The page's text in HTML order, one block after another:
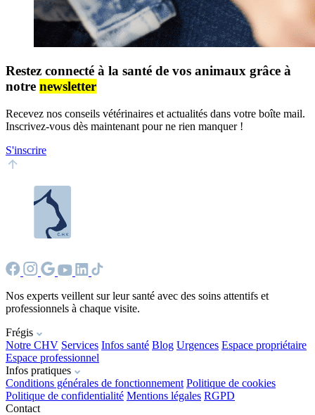
Restez connecté à la santé de vos animaux grâce à
notre newsletter
Recevez nos conseils vétérinaires et actualités dans votre boîte mail.
Inscrivez-vous dès maintenant pour ne rien manquer !
S'inscrire
Nos experts veillent sur leur santé avec des soins attentifs et
professionnels à chaque visite.
Frégis
Notre CHV Services Infos santé Blog Urgences Espace propriétaire
Espace professionnel
Infos pratiques
Conditions générales de fonctionnement Politique de cookies
Politique de confidentialité Mentions légales RGPD
Contact